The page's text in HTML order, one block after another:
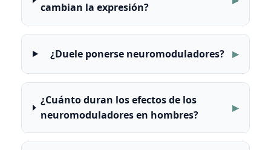
cambian la expresión?
¿Duele ponerse neuromoduladores?
¿Cuánto duran los efectos de los
neuromoduladores en hombres?